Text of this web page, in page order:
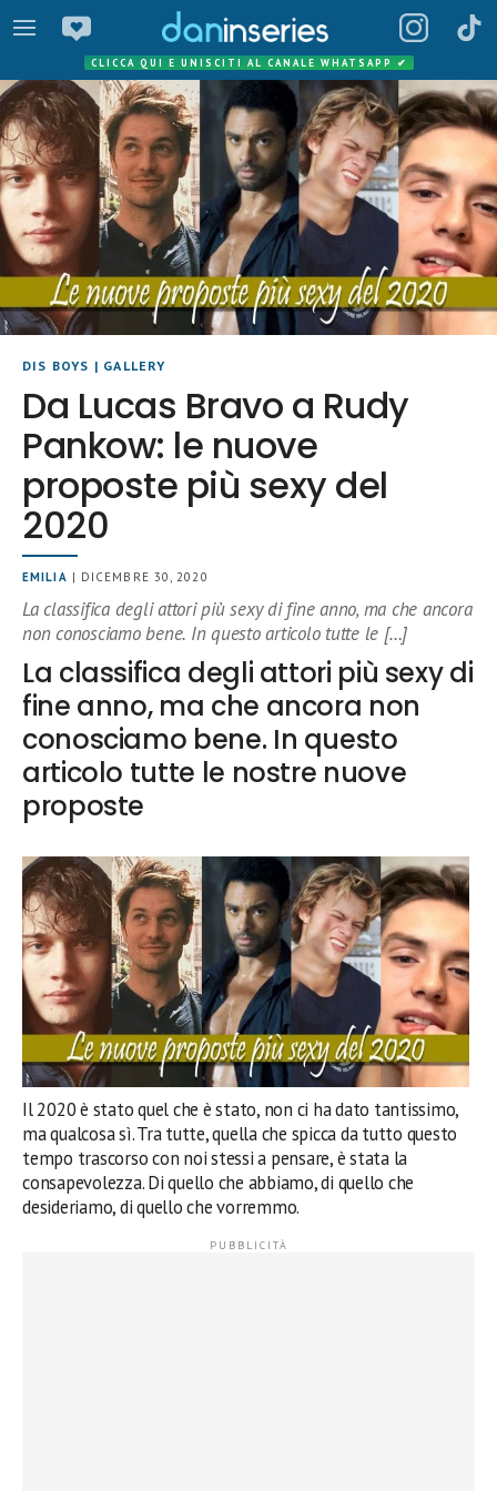
CLICCA QUI E UNISCITI AL CANALE WHATSAPP ✔
DIS BOYS | GALLERY
Da Lucas Bravo a Rudy
Pankow: le nuove
proposte più sexy del
2020
EMILIA | DICEMBRE 30, 2020
La classifica degli attori più sexy di fine anno, ma che ancora
non conosciamo bene. In questo articolo tutte le […]
La classifica degli attori più sexy di
fine anno, ma che ancora non
conosciamo bene. In questo
articolo tutte le nostre nuove
proposte
Il 2020 è stato quel che è stato, non ci ha dato tantissimo,
ma qualcosa sì. Tra tutte, quella che spicca da tutto questo
tempo trascorso con noi stessi a pensare, è stata la
consapevolezza. Di quello che abbiamo, di quello che
desideriamo, di quello che vorremmo.